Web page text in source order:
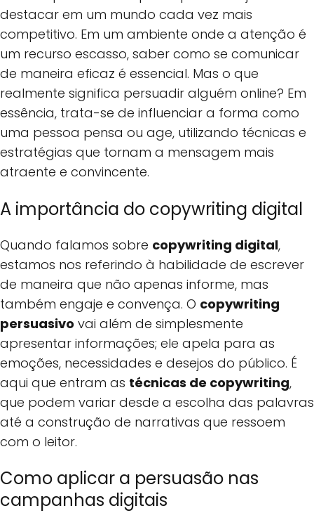
destacar em um mundo cada vez mais
competitivo. Em um ambiente onde a atenção é
um recurso escasso, saber como se comunicar
de maneira eficaz é essencial. Mas o que
realmente significa persuadir alguém online? Em
essência, trata-se de influenciar a forma como
uma pessoa pensa ou age, utilizando técnicas e
estratégias que tornam a mensagem mais
atraente e convincente.
A importância do copywriting digital
Quando falamos sobre copywriting digital,
estamos nos referindo à habilidade de escrever
de maneira que não apenas informe, mas
também engaje e convença. O copywriting
persuasivo vai além de simplesmente
apresentar informações; ele apela para as
emoções, necessidades e desejos do público. É
aqui que entram as técnicas de copywriting,
que podem variar desde a escolha das palavras
até a construção de narrativas que ressoem
com o leitor.
Como aplicar a persuasão nas
campanhas digitais